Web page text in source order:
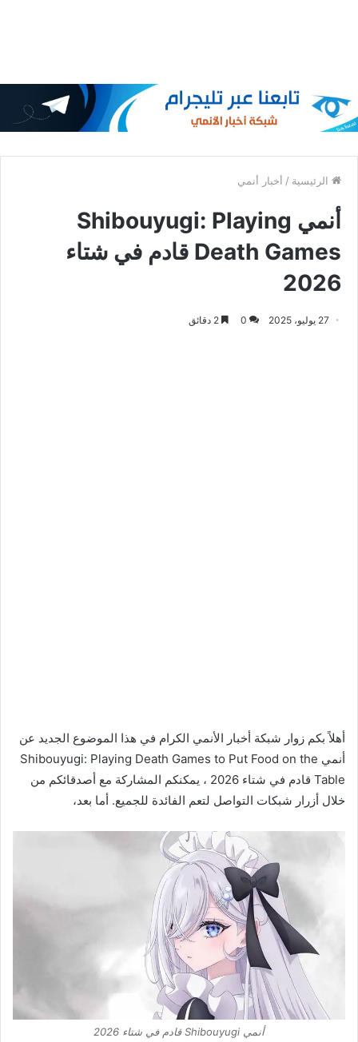
الرئيسية / أخبار أنمي
أنمي Shibouyugi: Playing
Death Games قادم في شتاء
2026
27 يوليو، 2025 0
أهلاً بكم زوار شبكة أخبار الأنمي الكرام في هذا الموضوع الجديد عن
أنمي Shibouyugi: Playing Death Games to Put Food on the
Table قادم في شتاء 2026 ، يمكنكم المشاركة مع أصدقائكم من
خلال أزرار شبكات التواصل لتعم الفائدة للجميع. أما بعد،
أنمي Shibouyugi قادم في شتاء 2026